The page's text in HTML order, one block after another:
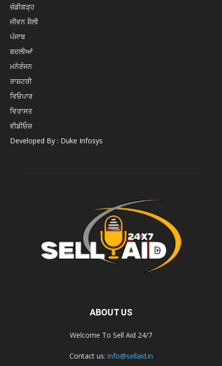
ਚੰਡੀਗੜ੍ਹ
ਜੀਵਨ ਸ਼ੈਲੀ
ਪੰਜਾਬ
ਬਦਲੀਆਂ
ਮਨੋਰੰਜਨ
ਰਾਸ਼ਟਰੀ
ਵਿਓਪਾਰ
ਵਿਰਾਸਤ
ਵੀਡੀਓਜ਼
Developed By : Duke Infosys
ABOUT US
Welcome To Sell Aid 24/7
Contact us: info@sellaid.in